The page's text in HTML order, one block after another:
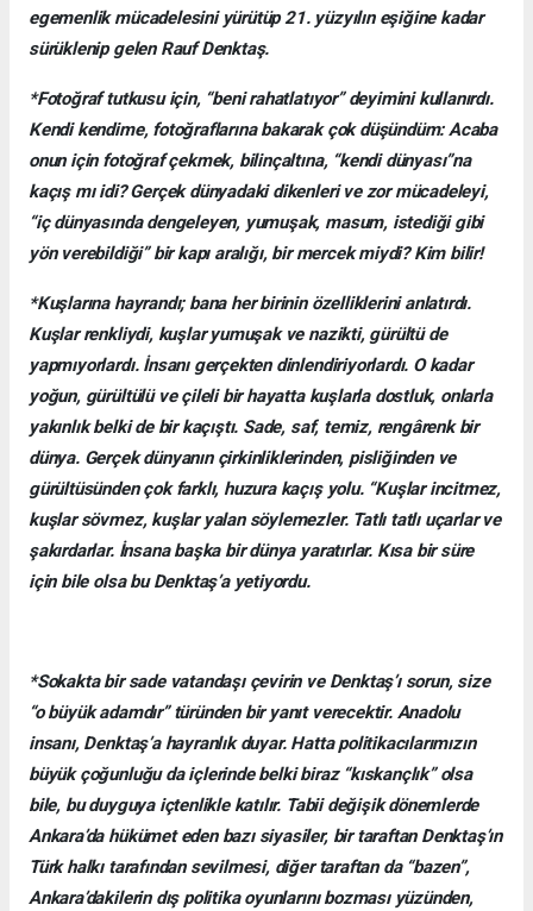
egemenlik mücadelesini yürütüp 21. yüzyılın eşiğine kadar
sürüklenip gelen Rauf Denktaş.
*Fotoğraf tutkusu için, “beni rahatlatıyor” deyimini kullanırdı.
Kendi kendime, fotoğraflarına bakarak çok düşündüm: Acaba
onun için fotoğraf çekmek, bilinçaltına, “kendi dünyası”na
kaçış mı idi? Gerçek dünyadaki dikenleri ve zor mücadeleyi,
“iç dünyasında dengeleyen, yumuşak, masum, istediği gibi
yön verebildiği” bir kapı aralığı, bir mercek miydi? Kim bilir!
*Kuşlarına hayrandı; bana her birinin özelliklerini anlatırdı.
Kuşlar renkliydi, kuşlar yumuşak ve nazikti, gürültü de
yapmıyorlardı. İnsanı gerçekten dinlendiriyorlardı. O kadar
yoğun, gürültülü ve çileli bir hayatta kuşlarla dostluk, onlarla
yakınlık belki de bir kaçıştı. Sade, saf, temiz, rengârenk bir
dünya. Gerçek dünyanın çirkinliklerinden, pisliğinden ve
gürültüsünden çok farklı, huzura kaçış yolu. “Kuşlar incitmez,
kuşlar sövmez, kuşlar yalan söylemezler. Tatlı tatlı uçarlar ve
şakırdarlar. İnsana başka bir dünya yaratırlar. Kısa bir süre
için bile olsa bu Denktaş’a yetiyordu.
*Sokakta bir sade vatandaşı çevirin ve Denktaş’ı sorun, size
“o büyük adamdır” türünden bir yanıt verecektir. Anadolu
insanı, Denktaş’a hayranlık duyar. Hatta politikacılarımızın
büyük çoğunluğu da içlerinde belki biraz “kıskançlık” olsa
bile, bu duyguya içtenlikle katılır. Tabii değişik dönemlerde
Ankara’da hükümet eden bazı siyasiler, bir taraftan Denktaş’ın
Türk halkı tarafından sevilmesi, diğer taraftan da “bazen”,
Ankara’dakilerin dış politika oyunlarını bozması yüzünden,